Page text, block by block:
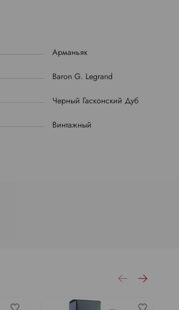
Арманьяк
Baron G. Legrand
Черный Гасконский Дуб
Винтажный